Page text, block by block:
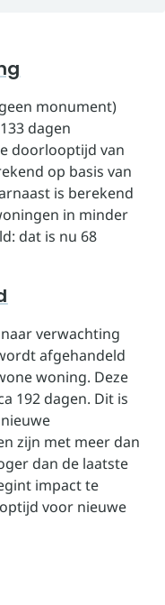
monument)
dagen
doorlooptijd van
op basis van
is berekend
in minder
dat is nu 68
verwachting
afgehandeld
woning. Deze
192 dagen. Dit is
zijn met meer dan
dan de laatste
impact te
voor nieuwe